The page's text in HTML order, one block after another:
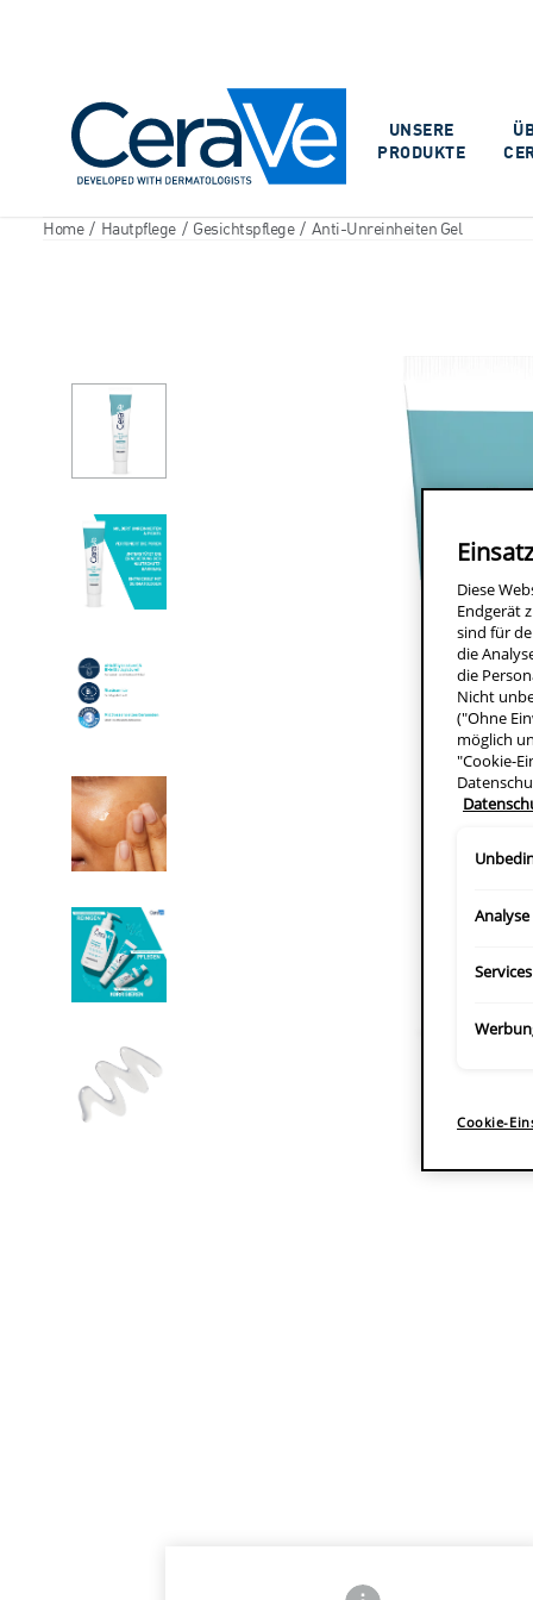
UNSERE
PRODUKTE
Home / Hautpflege / Gesichtspflege / Anti-Unreinheiten Gel
Frontside Info icon
Diese
Endgerät
sind für
die
die
Nicht
("Ohne
möglich
"Cookie-
Cookie-